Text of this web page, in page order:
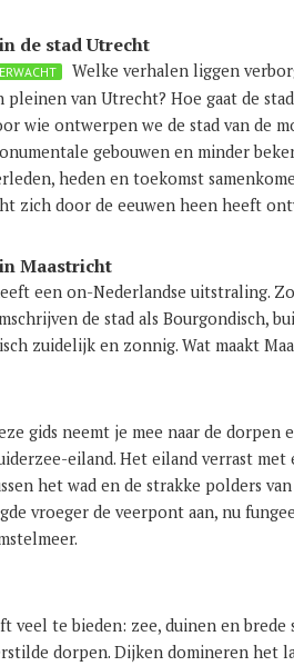
de stad Utrecht
Welke verhalen liggen
pleinen van Utrecht? Hoe gaat de
wie ontwerpen we de stad van de
gebouwen en minder
heden en toekomst
zich door de eeuwen heen heeft
Maastricht
een on-Nederlandse uitstraling.
de stad als Bourgondisch,
zuidelijk en zonnig. Wat maakt
gids neemt je mee naar de
eiland. Het eiland verrast
het wad en de strakke polders
vroeger de veerpont aan, nu
veel te bieden: zee, duinen en brede
dorpen. Dijken domineren het